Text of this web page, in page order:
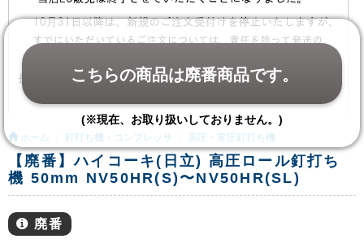
ホーム 釘打ち機・コンプレッサ 高圧・常圧釘打ち機
【廃番】ハイコーキ(日立) 高圧ロール釘打ち
機 50mm NV50HR(S)〜NV50HR(SL)
廃番
こちらの商品は廃番商品です。
(※現在、お取り扱いしておりません。)